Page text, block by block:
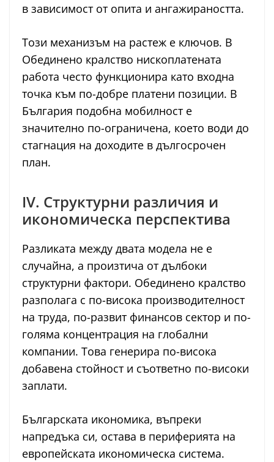
в зависимост от опита и ангажираността.
Този механизъм на растеж е ключов. В
Обединено кралство нископлатената
работа често функционира като входна
точка към по-добре платени позиции. В
България подобна мобилност е
значително по-ограничена, което води до
стагнация на доходите в дългосрочен
план.
IV. Структурни различия и
икономическа перспектива
Разликата между двата модела не е
случайна, а произтича от дълбоки
структурни фактори. Обединено кралство
разполага с по-висока производителност
на труда, по-развит финансов сектор и по-
голяма концентрация на глобални
компании. Това генерира по-висока
добавена стойност и съответно по-високи
заплати.
Българската икономика, въпреки
напредъка си, остава в периферията на
европейската икономическа система.